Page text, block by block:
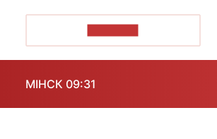
МІНСК 09:31